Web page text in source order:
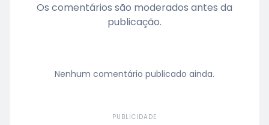
Os comentários são moderados antes da
publicação.
Nenhum comentário publicado ainda.
PUBLICIDADE